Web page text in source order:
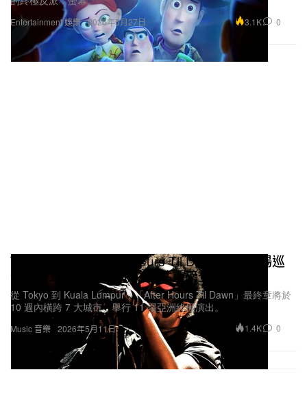
Entertainment 娛樂 2026年5月27日 3.1K 0
Music 音樂
The Weeknd「After Hours Til Dawn」體育場巡
演最終章：11 場亞洲終極站重磅登場
從 Tokyo 到 Kuala Lumpur，「After Hours Til Dawn」最終章將於
10 週內橫跨 7 大城市、舉行 11 場亞洲終極演出。
2026年5月11日 1.4K 0